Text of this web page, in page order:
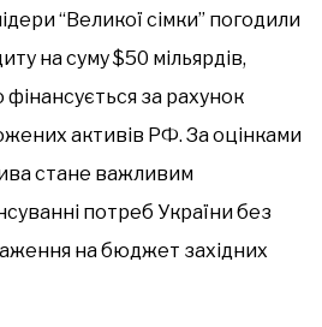
“Великої сімки” погодили
на суму $50 мільярдів,
фінансується за рахунок
активів РФ. За оцінками
стане важливим
потреб України без
на бюджет західних